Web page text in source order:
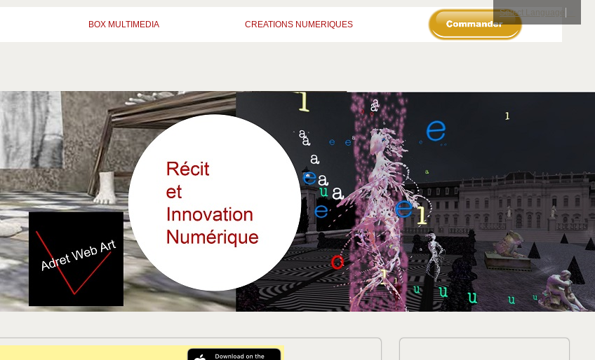
Select Language
BOX MULTIMEDIA CREATIONS NUMERIQUES